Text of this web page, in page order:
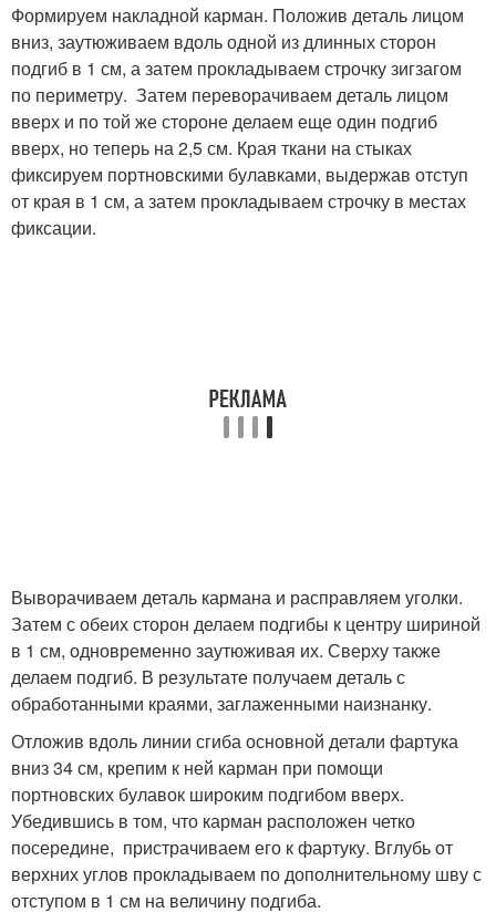
Формируем накладной карман. Положив деталь лицом
вниз, заутюживаем вдоль одной из длинных сторон
подгиб в 1 см, а затем прокладываем строчку зигзагом
по периметру. Затем переворачиваем деталь лицом
вверх и по той же стороне делаем еще один подгиб
вверх, но теперь на 2,5 см. Края ткани на стыках
фиксируем портновскими булавками, выдержав отступ
от края в 1 см, а затем прокладываем строчку в местах
фиксации.
Выворачиваем деталь кармана и расправляем уголки.
Затем с обеих сторон делаем подгибы к центру шириной
в 1 см, одновременно заутюживая их. Сверху также
делаем подгиб. В результате получаем деталь с
обработанными краями, заглаженными наизнанку.
Отложив вдоль линии сгиба основной детали фартука
вниз 34 см, крепим к ней карман при помощи
портновских булавок широким подгибом вверх.
Убедившись в том, что карман расположен четко
посередине, пристрачиваем его к фартуку. Вглубь от
верхних углов прокладываем по дополнительному шву с
отступом в 1 см на величину подгиба.